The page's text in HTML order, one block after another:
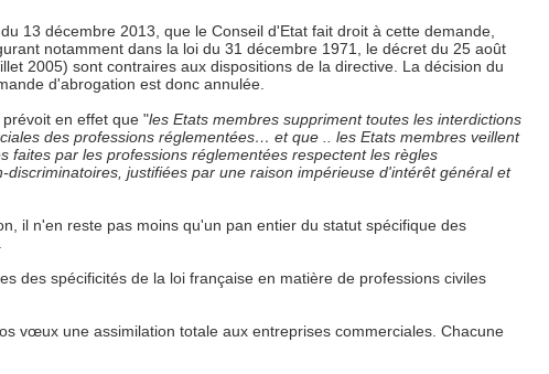
13 décembre 2013, que le Conseil d'Etat fait droit à cette demande,
notamment dans la loi du 31 décembre 1971, le décret du 25 août
2005) sont contraires aux dispositions de la directive. La décision du
d'abrogation est donc annulée.
en effet que "les Etats membres suppriment toutes les interdictions
des professions réglementées… et que .. les Etats membres veillent
faites par les professions réglementées respectent les règles
justifiées par une raison impérieuse d'intérêt général et
il n'en reste pas moins qu'un pan entier du statut spécifique des
des spécificités de la loi française en matière de professions civiles
vœux une assimilation totale aux entreprises commerciales. Chacune